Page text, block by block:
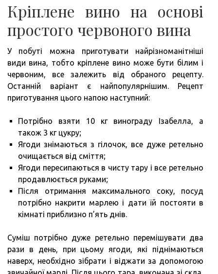
Кріплене вино на основі
простого червоного вина
У побуті можна приготувати найрізноманітніші
види вина, тобто кріплене вино може бути білим і
червоним, все залежить від обраного рецепту.
Останній варіант є найпопулярнішим. Рецепт
приготування цього напою наступний:
Потрібно взяти 10 кг винограду Ізабелла, а
також 3 кг цукру;
Ягоди знімаються з гілочок, все дуже ретельно
очищається від сміття;
Ягоди пересипаються в чисту тару і все ретельно
продавлюється руками;
Після отримання максимального соку, посуд
потрібно накрити марлею і дати їй постояти в
кімнаті приблизно п’ять днів.
Суміш потрібно дуже ретельно перемішувати два
рази в день, при цьому ягоди, які піднімаються
наверх, необхідно зібрати і віджати за допомогою